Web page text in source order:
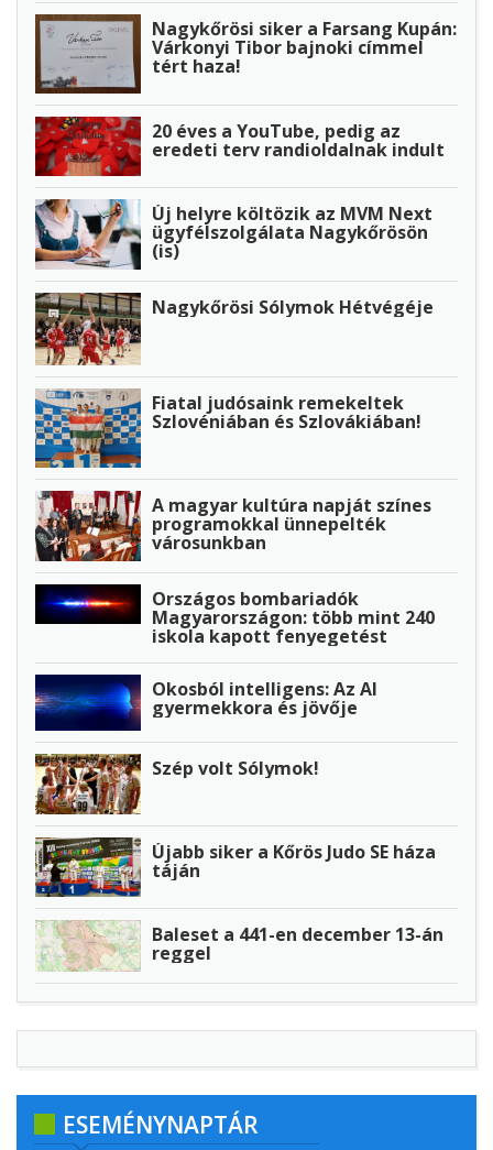
Nagykőrösi siker a Farsang Kupán:
Várkonyi Tibor bajnoki címmel
tért haza!
20 éves a YouTube, pedig az
eredeti terv randioldalnak indult
Új helyre költözik az MVM Next
ügyfélszolgálata Nagykőrösön
(is)
Nagykőrösi Sólymok Hétvégéje
Fiatal judósaink remekeltek
Szlovéniában és Szlovákiában!
A magyar kultúra napját színes
programokkal ünnepelték
városunkban
Országos bombariadók
Magyarországon: több mint 240
iskola kapott fenyegetést
Okosból intelligens: Az AI
gyermekkora és jövője
Szép volt Sólymok!
Újabb siker a Kőrös Judo SE háza
táján
Baleset a 441-en december 13-án
reggel
ESEMÉNYNAPTÁR